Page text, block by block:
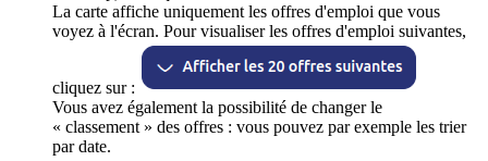
La carte affiche uniquement les offres d'emploi que vous
voyez à l'écran. Pour visualiser les offres d'emploi suivantes,
cliquez sur :
Vous avez également la possibilité de changer le
« classement » des offres : vous pouvez par exemple les trier
par date.